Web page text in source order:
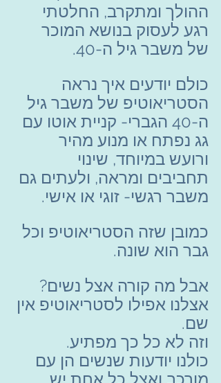
ההולך ומתקרב, החלטתי
רגע לעסוק בנושא המוכר
של משבר גיל ה-40.
כולם יודעים איך נראה
הסטריאוטיפ של משבר גיל
ה-40 הגברי- קניית אוטו עם
גג נפתח או מנוע מהיר
ורועש במיוחד, שינוי
תחביבים ומראה, ולעתים גם
משבר רגשי- זוגי או אישי.
כמובן שזה הסטריאוטיפ וכל
גבר הוא שונה.
אבל מה קורה אצל נשים?
אצלנו אפילו לסטריאוטיפ אין
שם.
וזה לא כל כך מפתיע.
כולנו יודעות שנשים הן עם